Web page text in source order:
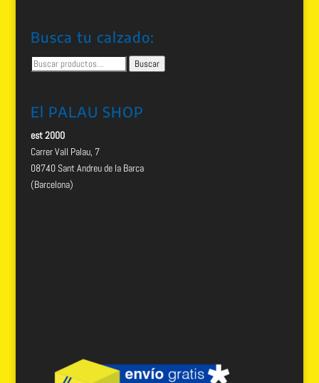
Busca tu calzado:
Buscar
por:
Buscar
El PALAU SHOP
est 2000
Carrer Vall Palau, 7
08740 Sant Andreu de la Barca
(Barcelona)